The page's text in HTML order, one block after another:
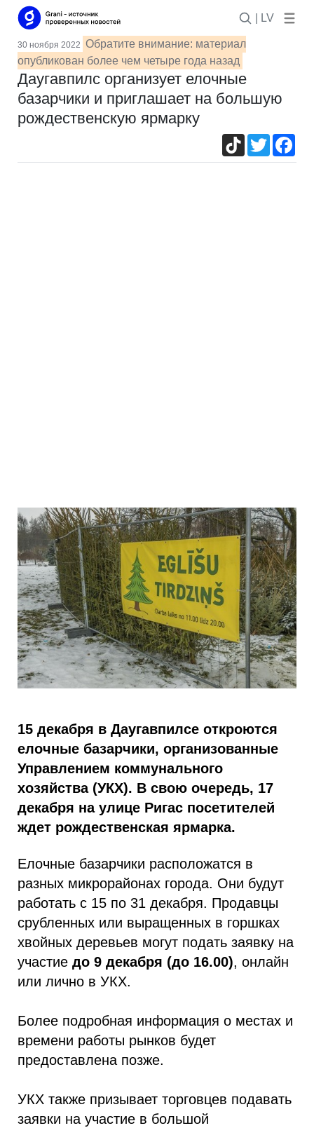
| LV
30 ноября 2022 Обратите внимание: материал
опубликован более чем четыре года назад
Даугавпилс организует елочные
базарчики и приглашает на большую
рождественскую ярмарку
TikTokTwitter
15 декабря в Даугавпилсе откроются
елочные базарчики, организованные
Управлением коммунального
хозяйства (УКХ). В свою очередь, 17
декабря на улице Ригас посетителей
ждет рождественская ярмарка.
Елочные базарчики расположатся в
разных микрорайонах города. Они будут
работать с 15 по 31 декабря. Продавцы
срубленных или выращенных в горшках
хвойных деревьев могут подать заявку на
участие до 9 декабря (до 16.00), онлайн
или лично в УКХ.
Более подробная информация о местах и
времени работы рынков будет
предоставлена позже.
УКХ также призывает торговцев подавать
заявки на участие в большой